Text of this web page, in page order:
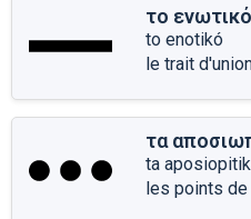
το ενωτικό
to enotikó
le trait
τα
ta
les points